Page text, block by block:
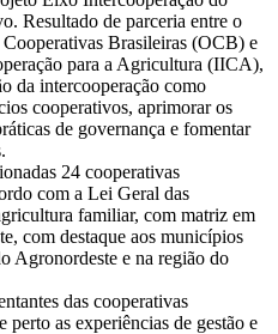
Resultado de parceria entre o
Brasileiras (OCB) e
para a Agricultura (IICA),
da intercooperação como
cooperativos, aprimorar os
de governança e fomentar
24 cooperativas
com a Lei Geral das
familiar, com matriz em
com destaque aos municípios
Agronordeste e na região do
das cooperativas
perto as experiências de gestão e